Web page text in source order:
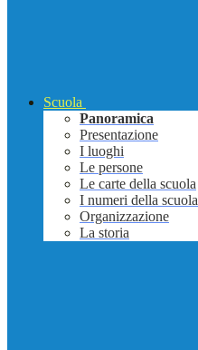
Scuola
Panoramica
Presentazione
I luoghi
Le persone
Le carte della scuola
I numeri della scuola
Organizzazione
La storia